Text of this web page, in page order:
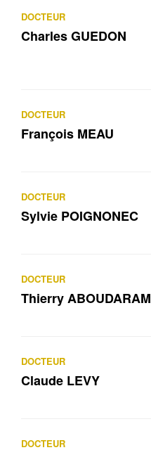
DOCTEUR
Charles GUEDON
DOCTEUR
François MEAU
DOCTEUR
Sylvie POIGNONEC
DOCTEUR
Thierry ABOUDARAM
DOCTEUR
Claude LEVY
DOCTEUR